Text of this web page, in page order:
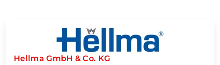
Hellma GmbH & Co. KG